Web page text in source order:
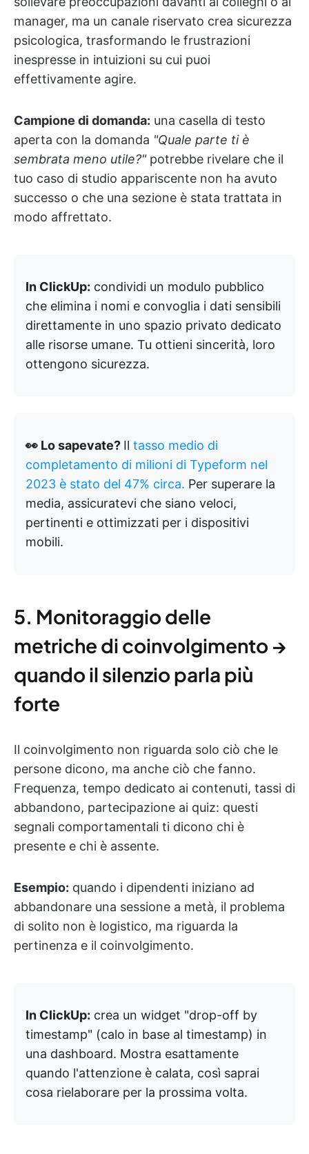
manager, ma un canale riservato crea sicurezza
psicologica, trasformando le frustrazioni
inespresse in intuizioni su cui puoi
effettivamente agire.
Campione di domanda: una casella di testo
aperta con la domanda "Quale parte ti è
sembrata meno utile?"potrebbe rivelare che il
tuo caso di studio appariscente non ha avuto
successo o che una sezione è stata trattata in
modo affrettato.
In ClickUp: condividi un modulo pubblico
che elimina i nomi e convoglia i dati sensibili
direttamente in uno spazio privato dedicato
alle risorse umane. Tu ottieni sincerità, loro
ottengono sicurezza.
👀 Lo sapevate? Il tasso medio di
completamento di milioni di Typeform nel
2023 è stato del 47% circa. Per superare la
media, assicuratevi che siano veloci,
pertinenti e ottimizzati per i dispositivi
mobili.
5. Monitoraggio delle
metriche di coinvolgimento →
quando il silenzio parla più
forte
Il coinvolgimento non riguarda solo ciò che le
persone dicono, ma anche ciò che fanno.
Frequenza, tempo dedicato ai contenuti, tassi di
abbandono, partecipazione ai quiz: questi
segnali comportamentali ti dicono chi è
presente e chi è assente.
Esempio: quando i dipendenti iniziano ad
abbandonare una sessione a metà, il problema
di solito non è logistico, ma riguarda la
pertinenza e il coinvolgimento.
In ClickUp: crea un widget "drop-off by
timestamp" (calo in base al timestamp) in
una dashboard. Mostra esattamente
quando l'attenzione è calata, così saprai
cosa rielaborare per la prossima volta.